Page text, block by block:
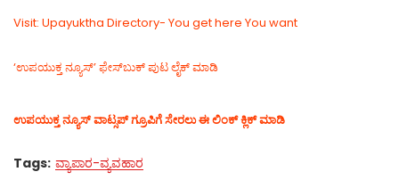
Visit: Upayuktha Directory- You get here You want
‘ಉಪಯುಕ್ತ ನ್ಯೂಸ್‌’ ಫೇಸ್‌ಬುಕ್ ಪುಟ ಲೈಕ್ ಮಾಡಿ
ಉಪಯುಕ್ತ ನ್ಯೂಸ್‌ ವಾಟ್ಸಪ್‌ ಗ್ರೂಪಿಗೆ ಸೇರಲು ಈ ಲಿಂಕ್ ಕ್ಲಿಕ್ ಮಾಡಿ
Tags: ವ್ಯಾಪಾರ-ವ್ಯವಹಾರ